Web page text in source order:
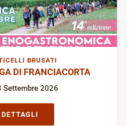
BRUSATI
DI FRANCIACORTA
Settembre 2026
DETTAGLI